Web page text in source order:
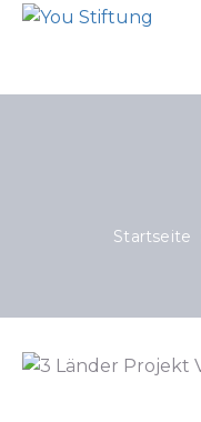
Startseite